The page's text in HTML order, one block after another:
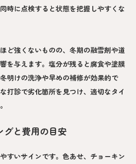
時に点検すると状態を把握しやすくな
ど強くないものの、冬期の融雪剤や道
を与えます。塩分が残ると腐食や塗膜
明けの洗浄や早めの補修が効果的で
打診で劣化箇所を見つけ、適切なタイ
グと費用の目安
すいサインです。色あせ、チョーキン